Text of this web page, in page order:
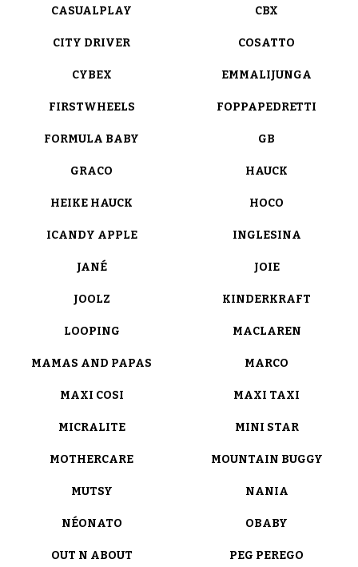
CASUALPLAY CBX
CITY DRIVER COSATTO
CYBEX EMMALIJUNGA
FIRSTWHEELS FOPPAPEDRETTI
FORMULA BABY GB
GRACO HAUCK
HEIKE HAUCK HOCO
ICANDY APPLE INGLESINA
JANÉ JOIE
JOOLZ KINDERKRAFT
LOOPING MACLAREN
MAMAS AND PAPAS MARCO
MAXI COSI MAXI TAXI
MICRALITE MINI STAR
MOTHERCARE MOUNTAIN BUGGY
MUTSY NANIA
NÉONATO OBABY
OUT N ABOUT PEG PEREGO